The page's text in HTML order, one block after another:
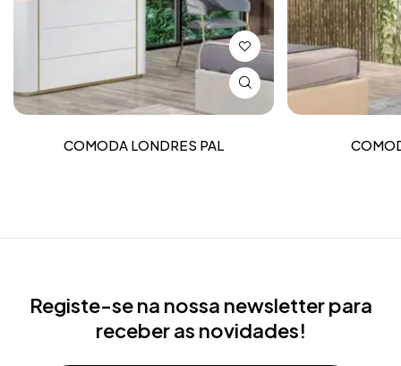
COMODA LONDRES PAL
Registe-se na nossa newsletter para
receber as novidades!